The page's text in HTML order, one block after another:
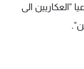
"العكاريين الى